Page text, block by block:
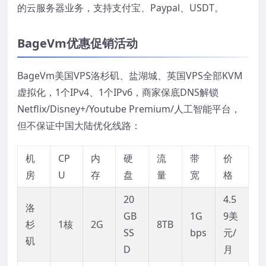
的云服务器业务，支持支付宝、Paypal、USDT。
BageVm优惠促销活动
BageVm美国VPS洛杉矶、盐湖城、英国VPS全部KVM
虚拟化，1个IPv4、1个IPv6，商家保底DNS解锁
Netflix/Disney+/Youtube Premium/人工智能平台，
但不保证中国大陆优化线路：
机
房
CP
U
内
存
硬
盘
流
量
带
宽
价
格
洛
杉
矶
1核 2G
20
GB
SS
D
8TB
1G
bps
4.5
9美
元/
月